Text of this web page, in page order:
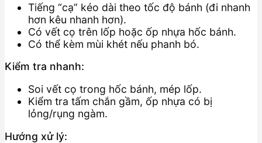
Tiếng “cạ” kéo dài theo tốc độ bánh (đi nhanh
hơn kêu nhanh hơn).
Có vết cọ trên lốp hoặc ốp nhựa hốc bánh.
Có thể kèm mùi khét nếu phanh bó.
Kiểm tra nhanh:
Soi vết cọ trong hốc bánh, mép lốp.
Kiểm tra tấm chắn gầm, ốp nhựa có bị
lỏng/rụng ngàm.
Hướng xử lý: